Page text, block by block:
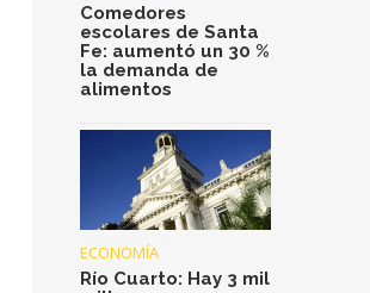
Comedores
escolares de Santa
Fe: aumentó un 30 %
la demanda de
alimentos
ECONOMÍA
Río Cuarto: Hay 3 mil